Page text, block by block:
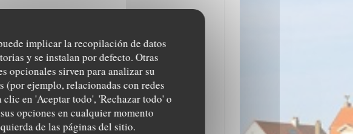
implicar la recopilación de datos
y se instalan por defecto. Otras
opcionales sirven para analizar su
ejemplo, relacionadas con redes
en 'Aceptar todo', 'Rechazar todo' o
opciones en cualquier momento
de las páginas del sitio.